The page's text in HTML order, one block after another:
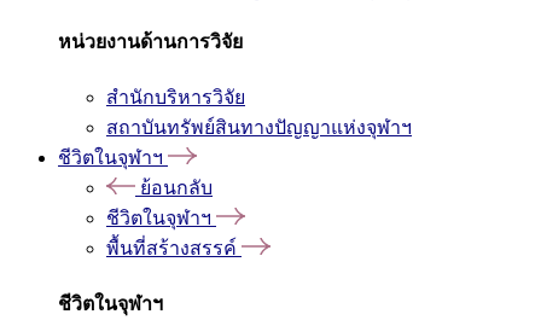
หน่วยงานด้านการวิจัย
สำนักบริหารวิจัย
สถาบันทรัพย์สินทางปัญญาแห่งจุฬาฯ
ชีวิตในจุฬาฯ
ย้อนกลับ
ชีวิตในจุฬาฯ
พื้นที่สร้างสรรค์
ชีวิตในจุฬาฯ